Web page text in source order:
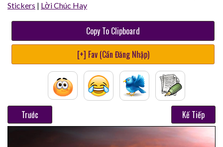
Stickers | Lời Chúc Hay
Copy To Clipboard
[+] Fav (Cần Đăng Nhập)
Trước Kế Tiếp